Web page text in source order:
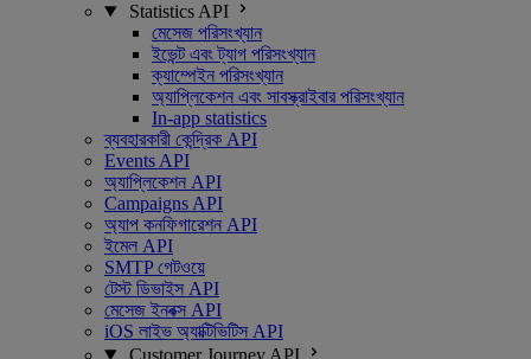
Statistics API
মেসেজ পরিসংখ্যান
ইভেন্ট এবং ট্যাগ পরিসংখ্যান
ক্যাম্পেইন পরিসংখ্যান
অ্যাপ্লিকেশন এবং সাবস্ক্রাইবার পরিসংখ্যান
In-app statistics
ব্যবহারকারী কেন্দ্রিক API
Events API
অ্যাপ্লিকেশন API
Campaigns API
অ্যাপ কনফিগারেশন API
ইমেল API
SMTP গেটওয়ে
টেস্ট ডিভাইস API
মেসেজ ইনবক্স API
iOS লাইভ অ্যাক্টিভিটিস API
Customer Journey API